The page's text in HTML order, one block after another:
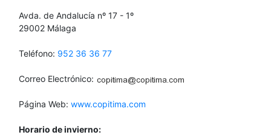
Avda. de Andalucía nº 17 - 1º
29002 Málaga
Teléfono: 952 36 36 77
Correo Electrónico:
Página Web: www.copitima.com
Horario de invierno: